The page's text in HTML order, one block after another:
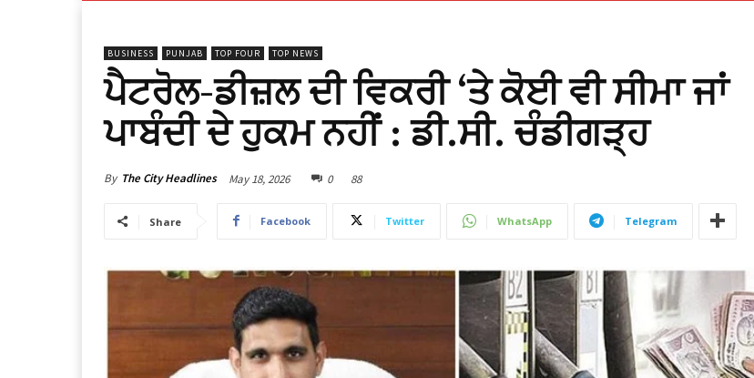
BUSINESS PUNJAB TOP FOUR TOP NEWS
ਪੈਟਰੋਲ-ਡੀਜ਼ਲ ਦੀ ਵਿਕਰੀ ‘ਤੇ ਕੋਈ ਵੀ ਸੀਮਾ ਜਾਂ
ਪਾਬੰਦੀ ਦੇ ਹੁਕਮ ਨਹੀਂ : ਡੀ.ਸੀ. ਚੰਡੀਗੜ੍ਹ
By The City Headlines May 18, 2026 0 88
Share Facebook Twitter WhatsApp Telegram